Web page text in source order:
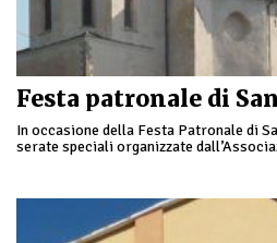
Festa patronale di
In occasione della Festa Patronale di
serate speciali organizzate